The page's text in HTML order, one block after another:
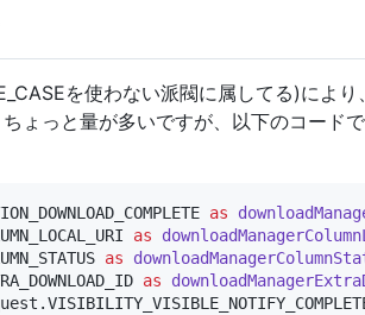
を使わない派閥に属してる)により
ょっと量が多いですが、以下のコード
as
as
as
as